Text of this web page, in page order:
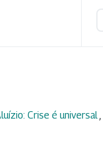
Crise é universal,